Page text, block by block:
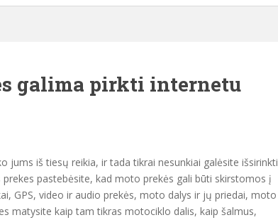
galima pirkti internetu
jums iš tiesų reikia, ir tada tikrai nesunkiai galėsite išsirinkti
pastebėsite, kad moto prekės gali būti skirstomos į
GPS, video ir audio prekės, moto dalys ir jų priedai, moto
matysite kaip tam tikras motociklo dalis, kaip šalmus,